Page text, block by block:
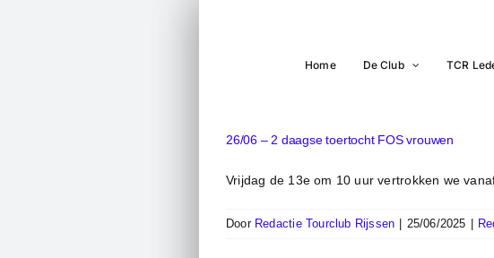
Home De Club TCR
26/06 – 2 daagse toertocht FOS vrouwen
Vrijdag de 13e om 10 uur vertrokken we
Door Redactie Tourclub Rijssen 25/06/2025